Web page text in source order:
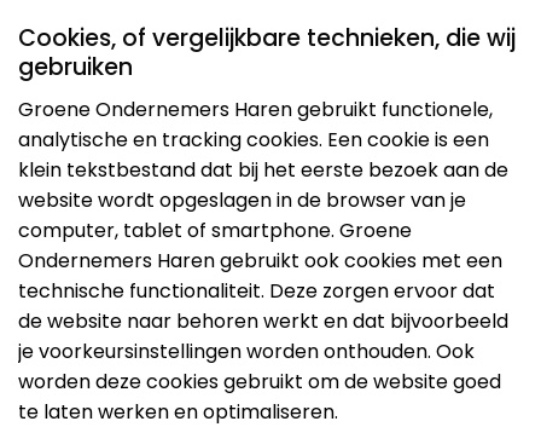
Cookies, of vergelijkbare technieken, die wij
gebruiken
Groene Ondernemers Haren gebruikt functionele,
analytische en tracking cookies. Een cookie is een
klein tekstbestand dat bij het eerste bezoek aan de
website wordt opgeslagen in de browser van je
computer, tablet of smartphone. Groene
Ondernemers Haren gebruikt ook cookies met een
technische functionaliteit. Deze zorgen ervoor dat
de website naar behoren werkt en dat bijvoorbeeld
je voorkeursinstellingen worden onthouden. Ook
worden deze cookies gebruikt om de website goed
te laten werken en optimaliseren.